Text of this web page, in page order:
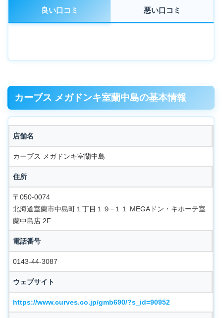
良い口コミ 悪い口コミ
カーブス メガドンキ室蘭中島の基本情報
店舗名
カーブス メガドンキ室蘭中島
住所
〒050-0074
北海道室蘭市中島町１丁目１９−１１ MEGAドン・キホーテ室
蘭中島店 2F
電話番号
0143-44-3087
ウェブサイト
https://www.curves.co.jp/gmb690/?s_id=90952